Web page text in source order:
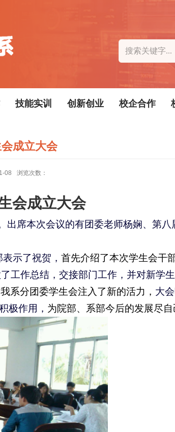
技能实训 创新创业 校企合作
成立大会
08 浏览次数：
会成立大会
出席本次会议的有团委老师杨娴、第
表示了祝贺 ， 首先介绍了本次学生会干
工作总结，交接部门工作，并对新学生
系分团委学生会注入了新的活力， 大
极作用 ， 为院部、系部今后的发展尽自